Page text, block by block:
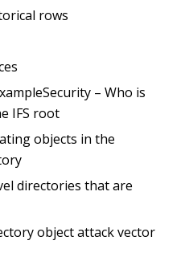
rows
– Who is
IFS root
objects in the
directories that are
object attack vector